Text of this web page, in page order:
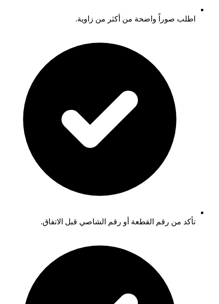
اطلب صوراً واضحة من أكثر من زاوية.
تأكد من رقم القطعة أو رقم الشاصي قبل الاتفاق.